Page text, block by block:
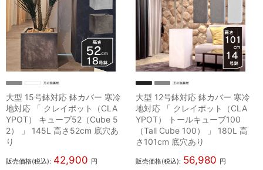
大型 15号鉢対応 鉢カバー 寒冷
地対応 「 クレイポット（CLA
YPOT） キューブ52（Cube 5
2） 」 145L 高さ52cm 底穴あ
り
販売価格(税込): 42,900 円
大型 12号鉢対応 鉢カバー 寒冷
地対応 「 クレイポット（CLA
YPOT） トールキューブ100
（Tall Cube 100） 」 180L 高
さ101cm 底穴あり
販売価格(税込): 56,980 円